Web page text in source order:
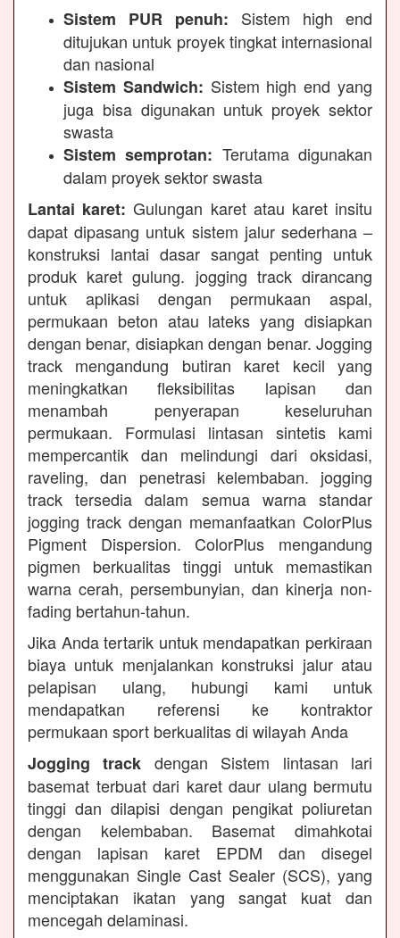
Sistem PUR penuh: Sistem high end
ditujukan untuk proyek tingkat internasional
dan nasional
Sistem Sandwich: Sistem high end yang
juga bisa digunakan untuk proyek sektor
swasta
Sistem semprotan: Terutama digunakan
dalam proyek sektor swasta
Lantai karet: Gulungan karet atau karet insitu
dapat dipasang untuk sistem jalur sederhana –
konstruksi lantai dasar sangat penting untuk
produk karet gulung. jogging track dirancang
untuk aplikasi dengan permukaan aspal,
permukaan beton atau lateks yang disiapkan
dengan benar, disiapkan dengan benar. Jogging
track mengandung butiran karet kecil yang
meningkatkan fleksibilitas lapisan dan
menambah penyerapan keseluruhan
permukaan. Formulasi lintasan sintetis kami
mempercantik dan melindungi dari oksidasi,
raveling, dan penetrasi kelembaban. jogging
track tersedia dalam semua warna standar
jogging track dengan memanfaatkan ColorPlus
Pigment Dispersion. ColorPlus mengandung
pigmen berkualitas tinggi untuk memastikan
warna cerah, persembunyian, dan kinerja non-
fading bertahun-tahun.
Jika Anda tertarik untuk mendapatkan perkiraan
biaya untuk menjalankan konstruksi jalur atau
pelapisan ulang, hubungi kami untuk
mendapatkan referensi ke kontraktor
permukaan sport berkualitas di wilayah Anda
Jogging track dengan Sistem lintasan lari
basemat terbuat dari karet daur ulang bermutu
tinggi dan dilapisi dengan pengikat poliuretan
dengan kelembaban. Basemat dimahkotai
dengan lapisan karet EPDM dan disegel
menggunakan Single Cast Sealer (SCS), yang
menciptakan ikatan yang sangat kuat dan
mencegah delaminasi.